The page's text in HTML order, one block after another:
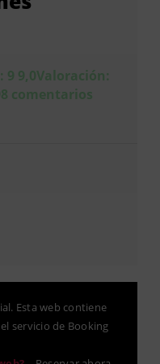
9 9,0Valoración:
comentarios
Esta web contiene
servicio de Booking